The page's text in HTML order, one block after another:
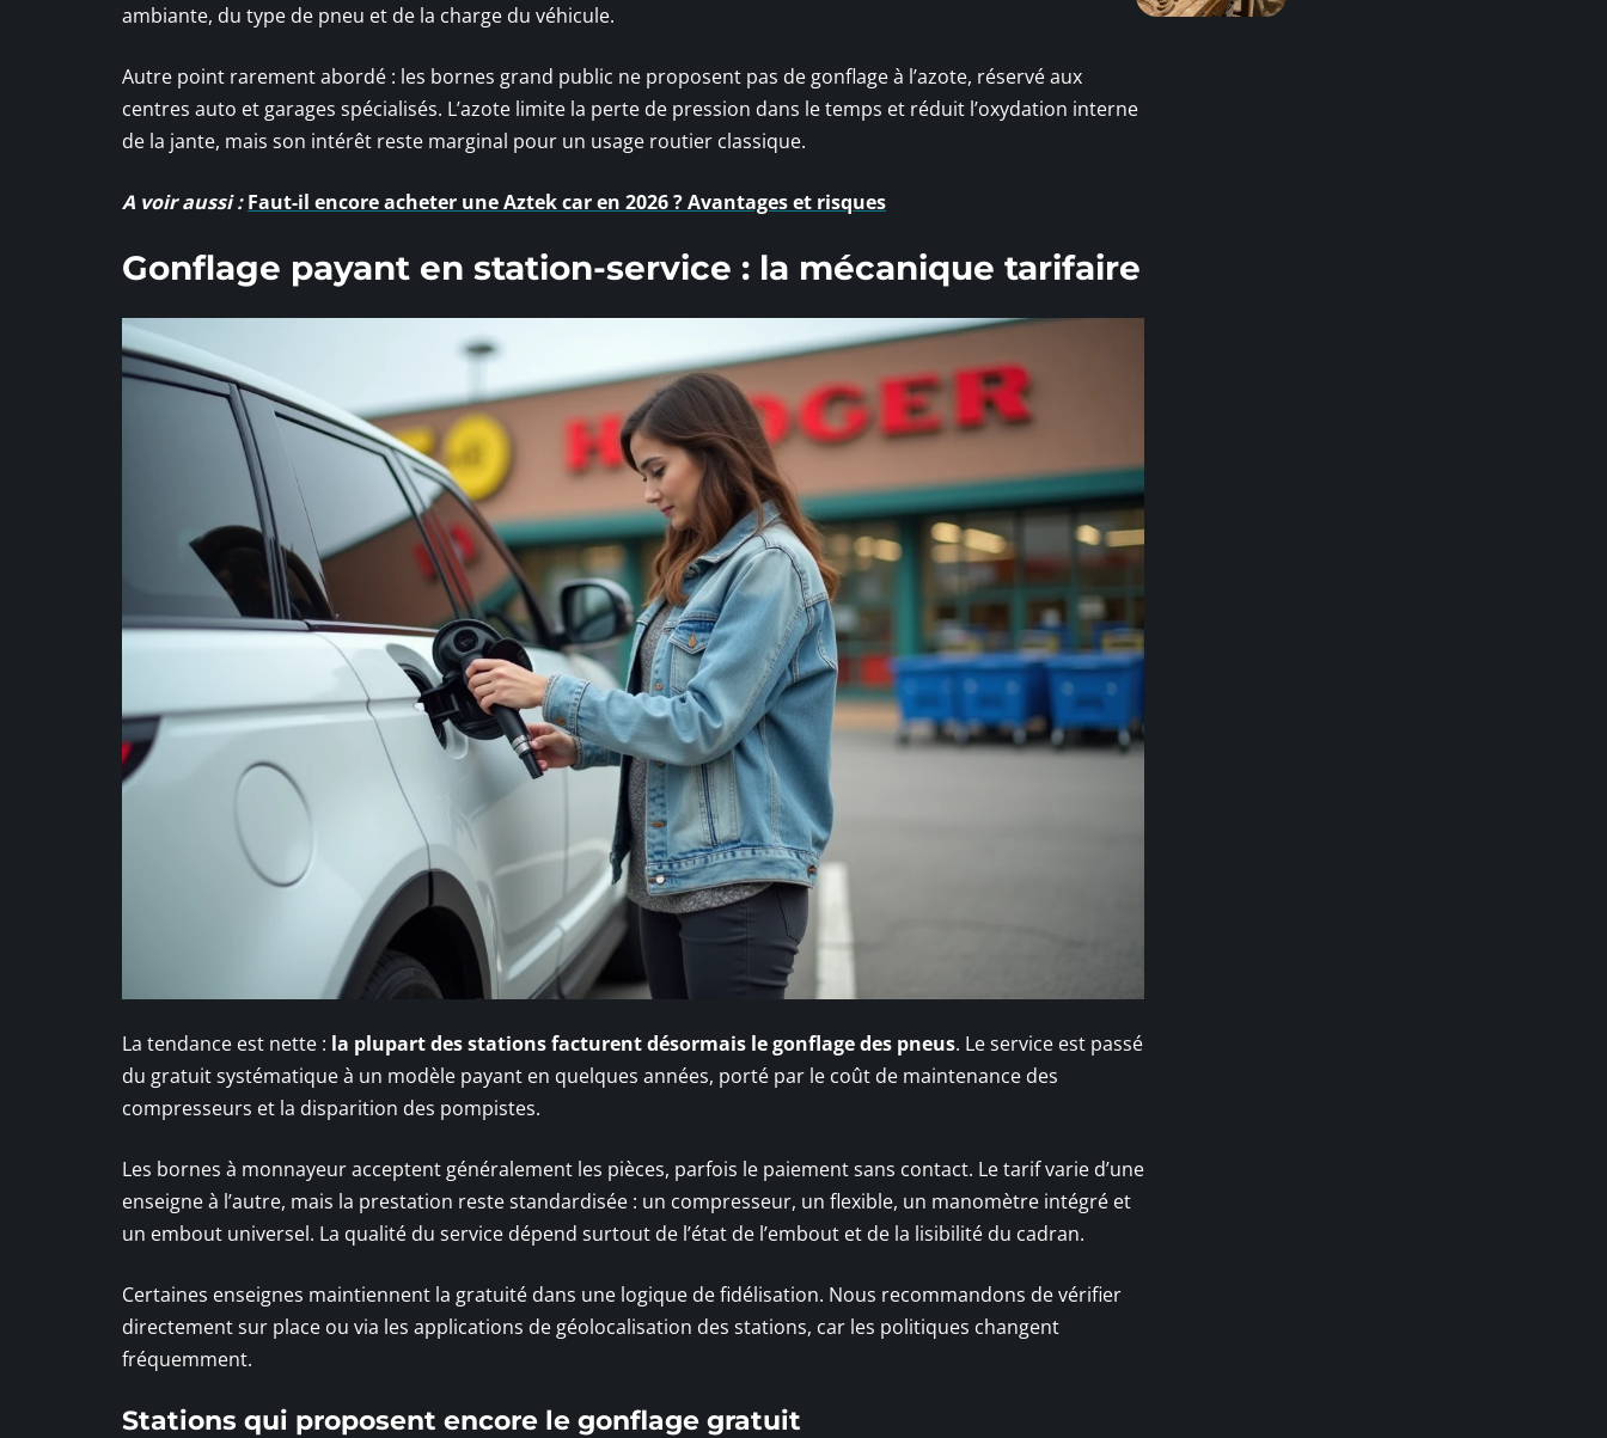
ambiante, du type de pneu et de la charge du véhicule.
Autre point rarement abordé : les bornes grand public ne proposent pas de gonflage à l’azote, réservé aux
centres auto et garages spécialisés. L’azote limite la perte de pression dans le temps et réduit l’oxydation interne
de la jante, mais son intérêt reste marginal pour un usage routier classique.
A voir aussi : Faut-il encore acheter une Aztek car en 2026 ? Avantages et risques
Gonflage payant en station-service : la mécanique tarifaire
La tendance est nette : la plupart des stations facturent désormais le gonflage des pneus. Le service est passé
du gratuit systématique à un modèle payant en quelques années, porté par le coût de maintenance des
compresseurs et la disparition des pompistes.
Les bornes à monnayeur acceptent généralement les pièces, parfois le paiement sans contact. Le tarif varie d’une
enseigne à l’autre, mais la prestation reste standardisée : un compresseur, un flexible, un manomètre intégré et
un embout universel. La qualité du service dépend surtout de l’état de l’embout et de la lisibilité du cadran.
Certaines enseignes maintiennent la gratuité dans une logique de fidélisation. Nous recommandons de vérifier
directement sur place ou via les applications de géolocalisation des stations, car les politiques changent
fréquemment.
Stations qui proposent encore le gonflage gratuit